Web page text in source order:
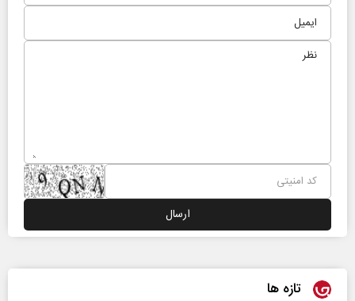
تازه ها